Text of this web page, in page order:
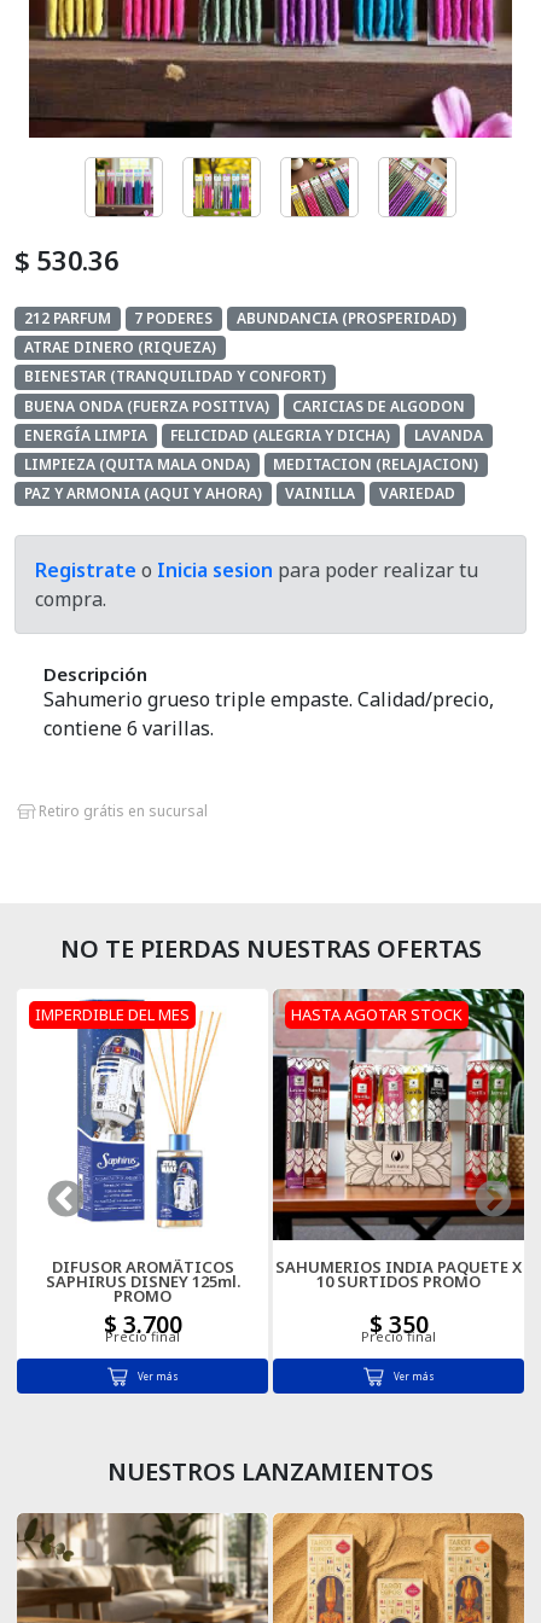
$ 530.36
212 PARFUM 7 PODERES
ABUNDANCIA (PROSPERIDAD)
ATRAE DINERO (RIQUEZA)
BIENESTAR (TRANQUILIDAD Y CONFORT)
BUENA ONDA (FUERZA POSITIVA)
CARICIAS DE ALGODON
ENERGÍA LIMPIA
FELICIDAD (ALEGRIA Y DICHA)
LAVANDA
LIMPIEZA (QUITA MALA ONDA)
MEDITACION (RELAJACION)
PAZ Y ARMONIA (AQUI Y AHORA)
VAINILLA VARIEDAD
Registrate o Inicia sesion para poder realizar tu
compra.
Descripción
Sahumerio grueso triple empaste. Calidad/precio,
contiene 6 varillas.
Retiro grátis en sucursal
NO TE PIERDAS NUESTRAS OFERTAS
IMPERDIBLE DEL MES
DIFUSOR AROMÃTICOS
SAPHIRUS DISNEY 125ml.
PROMO
$ 3.700
Precio final
Ver más
HASTA AGOTAR STOCK
SAHUMERIOS INDIA PAQUETE X
10 SURTIDOS PROMO
$ 350
Precio final
Ver más
NUESTROS LANZAMIENTOS
Cosmetica Del Automotor
Defumacion
Equipos Aromatizador
Exhibidores
Home And Deco
Kits
Lamparas De Sal
Mates Y Accesorios
Porta Sahumerios
Perfumes Simil Mujer
Pilas
Sahumerios Conos Cascada
Sahumadores
Velas Y Velones
Cartas